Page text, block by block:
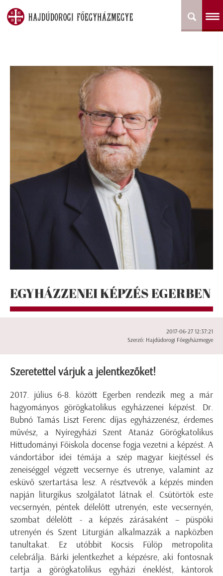
EGYHÁZZENEI KÉPZÉS EGERBEN
2017-06-27 12:37:21
Szerző: Hajdúdorogi Főegyházmegye
Szeretettel várjuk a jelentkezőket!
2017. július 6-8. között Egerben rendezik meg a már
hagyományos görögkatolikus egyházzenei képzést. Dr.
Bubnó Tamás Liszt Ferenc díjas egyházzenész, érdemes
művész, a Nyíregyházi Szent Atanáz Görögkatolikus
Hittudományi Főiskola docense fogja vezetni a képzést. A
vándortábor idei témája a szép magyar kiejtéssel és
zeneiséggel végzett vecsernye és utrenye, valamint az
esküvő szertartása lesz. A résztvevők a képzés minden
napján liturgikus szolgálatot látnak el. Csütörtök este
vecsernyén, péntek délelőtt utrenyén, este vecsernyén,
szombat délelőtt - a képzés zárásaként – püspöki
utrenyén és Szent Liturgián alkalmazzák a napközben
tanultakat. Ez utóbbit Kocsis Fülöp metropolita
celebrálja. Bárki jelentkezhet a képzésre, aki fontosnak
tartja a görögkatolikus egyházi éneklést, kántorok